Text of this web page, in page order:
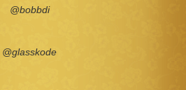
@bobbdi
@glasskode